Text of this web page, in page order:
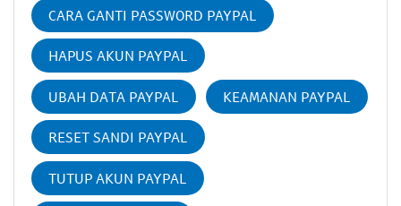
CARA GANTI PASSWORD PAYPAL
HAPUS AKUN PAYPAL
UBAH DATA PAYPAL KEAMANAN PAYPAL
RESET SANDI PAYPAL
TUTUP AKUN PAYPAL